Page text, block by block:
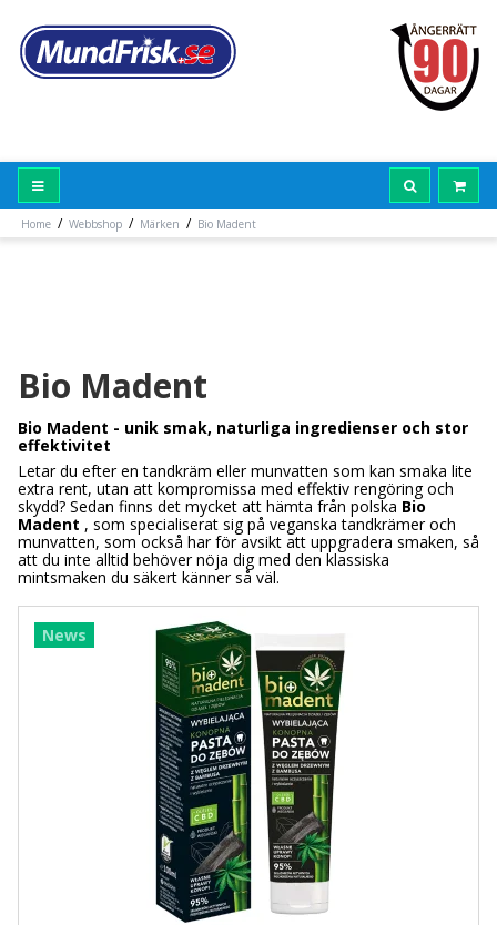
Home / Webbshop / Märken / Bio Madent
Bio Madent
Bio Madent - unik smak, naturliga ingredienser och stor
effektivitet
Letar du efter en tandkräm eller munvatten som kan smaka lite
extra rent, utan att kompromissa med effektiv rengöring och
skydd? Sedan finns det mycket att hämta från polska Bio
Madent , som specialiserat sig på veganska tandkrämer och
munvatten, som också har för avsikt att uppgradera smaken, så
att du inte alltid behöver nöja dig med den klassiska
mintsmaken du säkert känner så väl.
News